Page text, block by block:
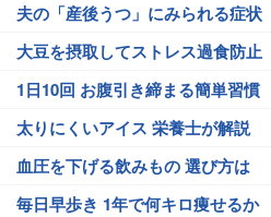
夫の「産後うつ」にみられる症状
大豆を摂取してストレス過食防止
1日10回 お腹引き締まる簡単習慣
太りにくいアイス 栄養士が解説
血圧を下げる飲みもの 選び方は
毎日早歩き 1年で何キロ痩せるか